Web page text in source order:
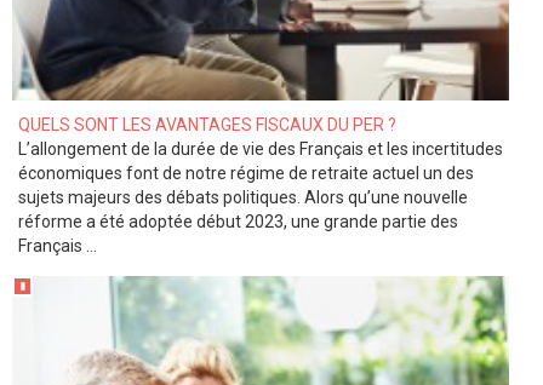
QUELS SONT LES AVANTAGES FISCAUX DU PER ?
L’allongement de la durée de vie des Français et les incertitudes
économiques font de notre régime de retraite actuel un des
sujets majeurs des débats politiques. Alors qu’une nouvelle
réforme a été adoptée début 2023, une grande partie des
Français ...